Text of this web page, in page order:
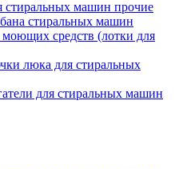
стиральных машин прочие
стиральных машин
средств (лотки для
люка для стиральных
для стиральных машин